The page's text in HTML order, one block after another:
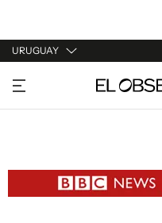
URUGUAY
URUGUAY
ARGENTINA
ESTADOS UNIDOS